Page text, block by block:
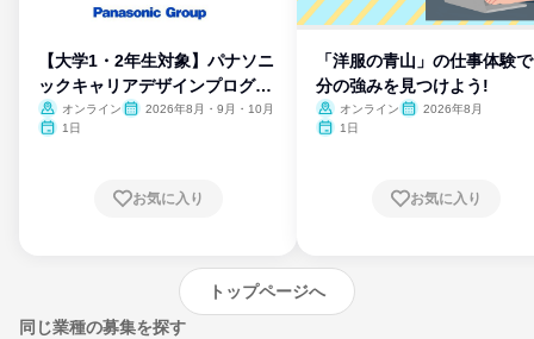
【大学1・2年生対象】パナソニ
ックキャリアデザインプログラ
ム
オンライン
2026年8月・9月・10月
1日
お気に入り
「洋服の青山」の仕事体験
分の強みを見つけよう!
オンライン
2026年8月
1日
お気に入り
トップページへ
同じ業種の募集を探す